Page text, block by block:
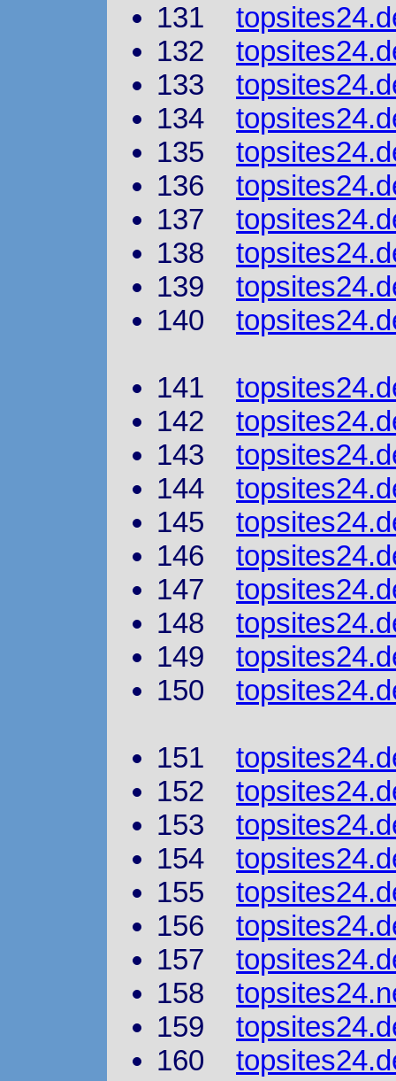
131
132
133
134
135
136
137
138
139
140
141
142
143
144
145
146
147
148
149
150
151
152
153
154
155
156
157
158
159
160